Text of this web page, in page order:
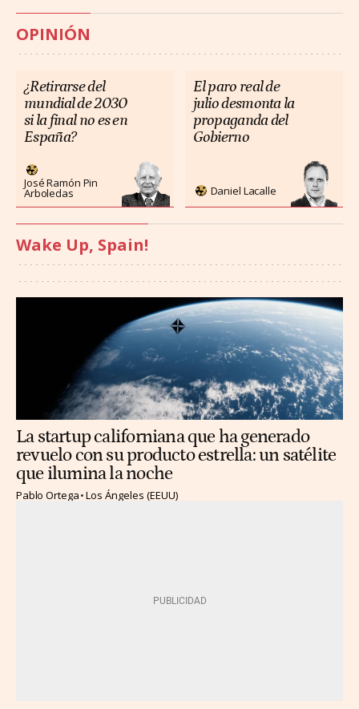
OPINIÓN
¿Retirarse del
mundial de 2030
si la final no es en
España?
José Ramón Pin
Arboledas
El paro real de
julio desmonta la
propaganda del
Gobierno
Daniel Lacalle
Wake Up, Spain!
La startup californiana que ha generado
revuelo con su producto estrella: un satélite
que ilumina la noche
Pablo Ortega Los Ángeles (EEUU)